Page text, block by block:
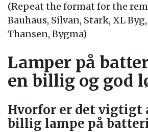
(Repeat the format for the
Bauhaus, Silvan, Stark, XL
Thansen, Bygma)
Lamper på
en billig og god
Hvorfor er det vigtigt
billig lampe på